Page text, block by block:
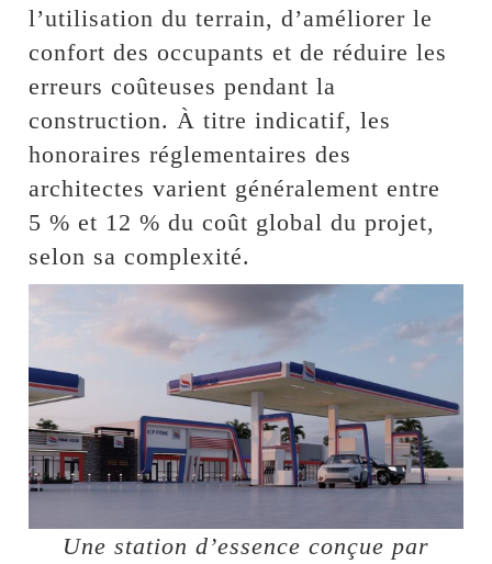
l’utilisation du terrain, d’améliorer le
confort des occupants et de réduire les
erreurs coûteuses pendant la
construction. À titre indicatif, les
honoraires réglementaires des
architectes varient généralement entre
5 % et 12 % du coût global du projet,
selon sa complexité.
Une station d’essence conçue par